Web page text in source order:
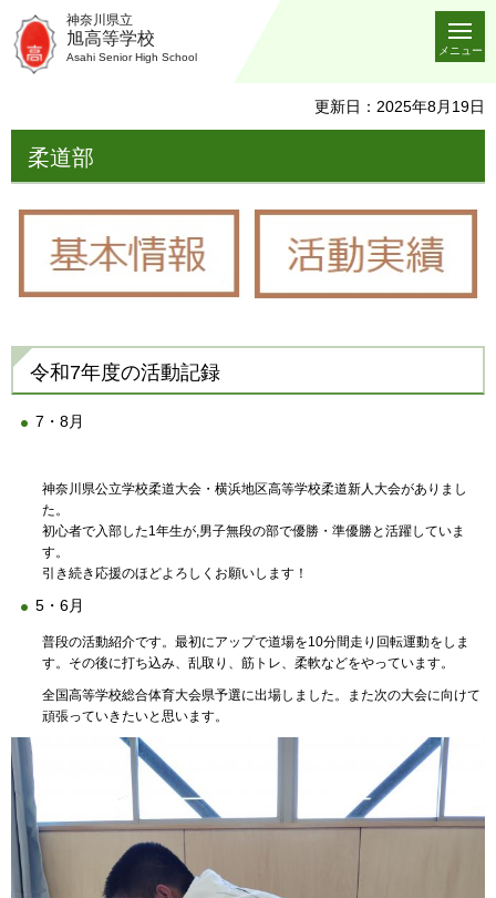
神奈川県立
旭高等学校
Asahi Senior High School
メニュー
更新日：2025年8月19日
柔道部
令和7年度の活動記録
7・8月
神奈川県公立学校柔道大会・横浜地区高等学校柔道新人大会がありまし
た。
初心者で入部した1年生が,男子無段の部で優勝・準優勝と活躍していま
す。
引き続き応援のほどよろしくお願いします！
5・6月
普段の活動紹介です。最初にアップで道場を10分間走り回転運動をしま
す。その後に打ち込み、乱取り、筋トレ、柔軟などをやっています。
全国高等学校総合体育大会県予選に出場しました。また次の大会に向けて
頑張っていきたいと思います。